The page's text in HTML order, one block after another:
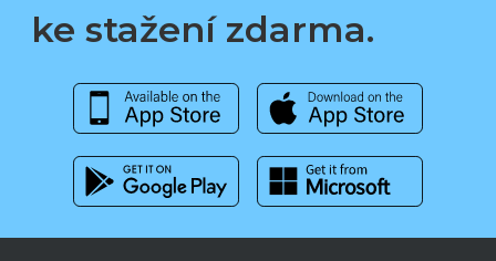
ke stažení zdarma.